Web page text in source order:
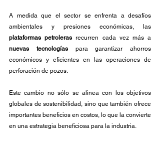
A medida que el sector se enfrenta a desafíos
plataformas petroleras
nuevas tecnologías para garantizar ahorros
económicos y eficientes en las operaciones de
perforación de pozos.
Este cambio no sólo se alinea con los objetivos
globales de sostenibilidad, sino que también ofrece
importantes beneficios en costos, lo que la convierte
en una estrategia beneficiosa para la industria.